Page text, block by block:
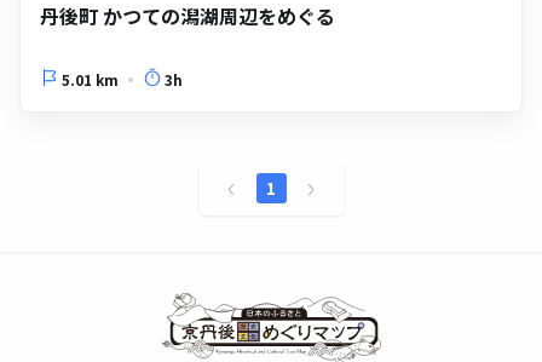
丹後町 かつての潟湖周辺をめぐる
5.01 km 3h
1